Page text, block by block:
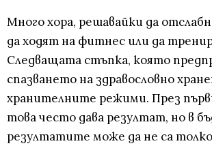
Много хора, решавайки да
да ходят на фитнес или да
Следващата стъпка, която
спазването на здравословно
хранителните режими. През
това често дава резултат, но в
резултатите може да не са